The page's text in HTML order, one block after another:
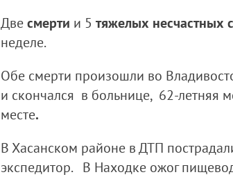
Двесмерти и 5 тяжелых несчастных
неделе.
Обе смерти произошли во
и скончался в больнице, 62-летняя
месте.
В Хасанском районе в ДТП
экспедитор. В Находке ожог